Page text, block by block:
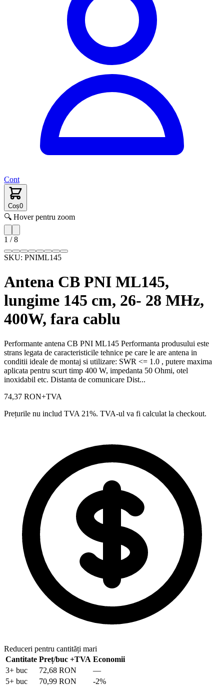
Cont
Coș0
🔍 Hover pentru zoom
1 /8
SKU: PNIML145
Antena CB PNI ML145,
lungime 145 cm, 26- 28 MHz,
400W, fara cablu
Performante antena CB PNI ML145 Performanta produsului este
strans legata de caracteristicile tehnice pe care le are antena in
conditii ideale de montaj si utilizare: SWR <= 1.0 , putere maxima
aplicata pentru scurt timp 400 W, impedanta 50 Ohmi, otel
inoxidabil etc. Distanta de comunicare Dist...
74,37 RON+TVA
Prețurile nu includ TVA 21%. TVA-ul va fi calculat la checkout.
Reduceri pentru cantități mari
Cantitate Preț/buc +TVA Economii
3+ buc 72,68 RON
—
5+ buc 70,99 RON -2%